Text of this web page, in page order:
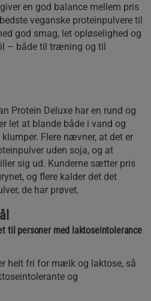
en god balance mellem pris
veganske proteinpulvere til
god smag, let opløselighed og
– både til træning og til
Protein Deluxe har en rund og
let at blande både i vand og
Flere nævner, at det er
uden soja, og at
sig ud. Kunderne sætter pris
og flere kalder det det
de har prøvet.
til personer med laktoseintolerance
helt fri for mælk og laktose, så
og